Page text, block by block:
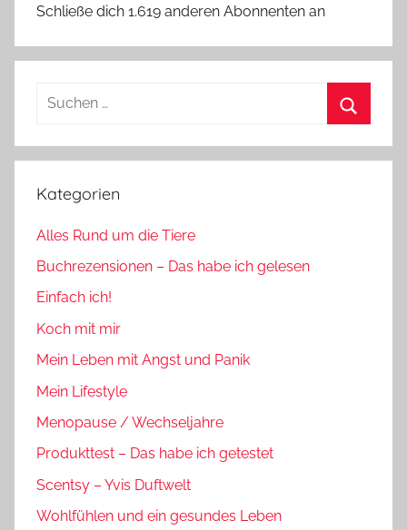
Schließe dich 1.619 anderen Abonnenten an
Suchen
Kategorien
Alles Rund um die Tiere
Buchrezensionen – Das habe ich gelesen
Einfach ich!
Koch mit mir
Mein Leben mit Angst und Panik
Mein Lifestyle
Menopause / Wechseljahre
Produkttest – Das habe ich getestet
Scentsy – Yvis Duftwelt
Wohlfühlen und ein gesundes Leben